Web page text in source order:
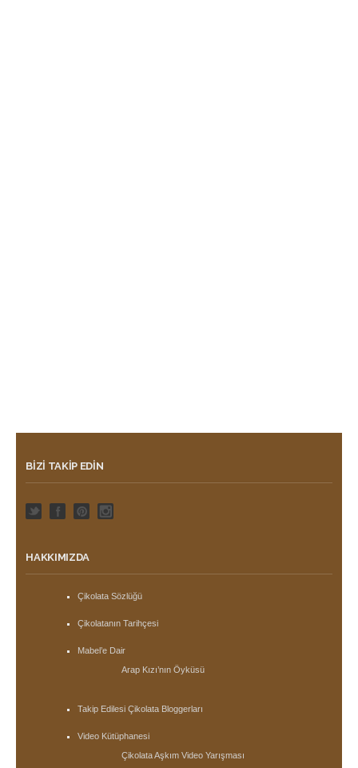
BIZI TAKIP EDIN
HAKKIMIZDA
Çikolata Sözlüğü
Çikolatanın Tarihçesi
Mabel’e Dair
Arap Kızı’nın Öyküsü
Takip Edilesi Çikolata Bloggerları
Video Kütüphanesi
Çikolata Aşkım Video Yarışması